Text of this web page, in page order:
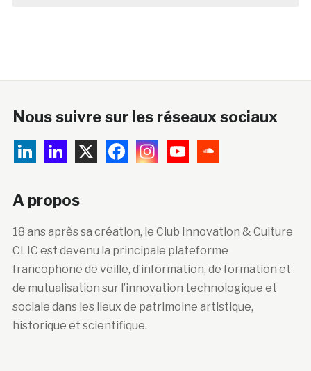
Nous suivre sur les réseaux sociaux
A propos
18 ans après sa création, le Club Innovation & Culture
CLIC est devenu la principale plateforme
francophone de veille, d’information, de formation et
de mutualisation sur l’innovation technologique et
sociale dans les lieux de patrimoine artistique,
historique et scientifique.